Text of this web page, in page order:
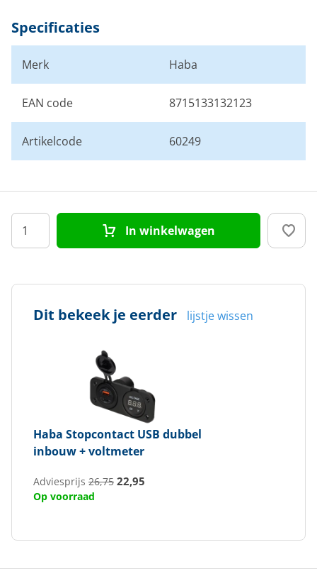
Specificaties
Merk Haba
EAN code 8715133132123
Artikelcode 60249
In winkelwagen
Dit bekeek je eerder lijstje wissen
Haba Stopcontact USB dubbel
inbouw + voltmeter
Adviesprijs 26,75 22,95
Op voorraad